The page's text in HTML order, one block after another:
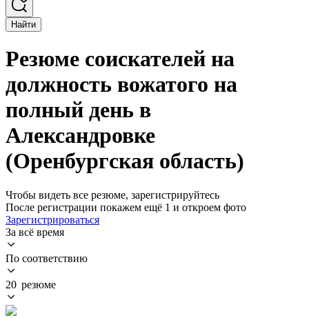
Найти
Резюме соискателей на
должность вожатого на
полный день в
Александровке
(Оренбургская область)
Чтобы видеть все резюме, зарегистрируйтесь
После регистрации покажем ещё 1 и откроем фото
Зарегистрироваться
За всё время
По соответствию
20 резюме